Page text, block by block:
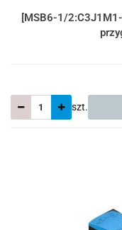
[MSB6-1/
szt.